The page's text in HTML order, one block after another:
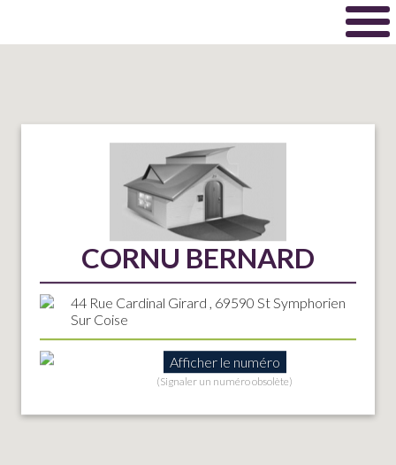
CORNU BERNARD
44 Rue Cardinal Girard , 69590 St Symphorien
Sur Coise
Afficher le numéro
(Signaler un numéro obsolète)